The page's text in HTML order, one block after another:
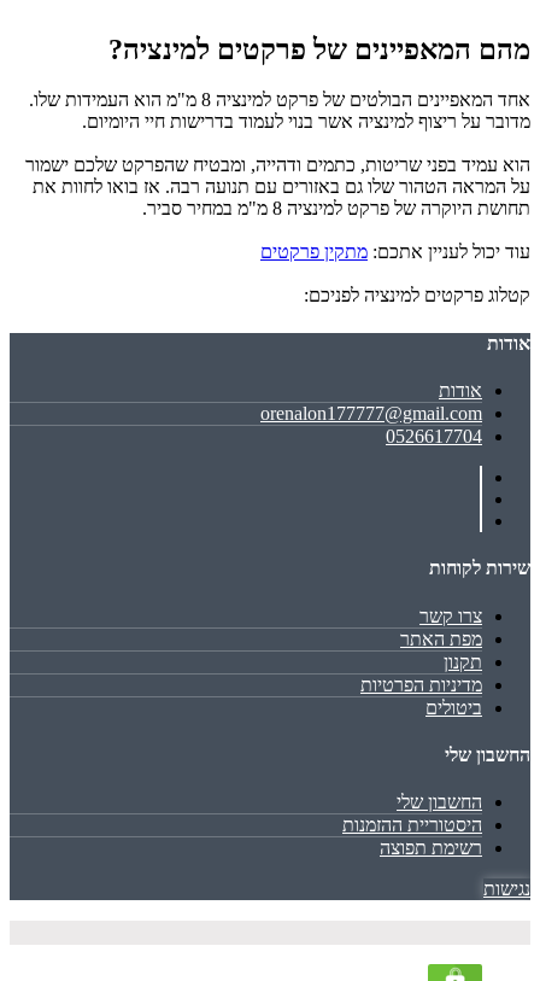
מהם המאפיינים של פרקטים למינציה?
אחד המאפיינים הבולטים של פרקט למינציה 8 מ"מ הוא העמידות שלו.
מדובר על ריצוף למינציה אשר בנוי לעמוד בדרישות חיי היומיום.
הוא עמיד בפני שריטות, כתמים ודהייה, ומבטיח שהפרקט שלכם ישמור
על המראה הטהור שלו גם באזורים עם תנועה רבה. אז בואו לחוות את
תחושת היוקרה של פרקט למינציה 8 מ"מ במחיר סביר.
עוד יכול לעניין אתכם: מתקין פרקטים
קטלוג פרקטים למינציה לפניכם:
אודות
אודות
orenalon177777@gmail.com
0526617704
שירות לקוחות
צרו קשר
מפת האתר
תקנון
מדיניות הפרטיות
ביטולים
החשבון שלי
החשבון שלי
היסטוריית ההזמנות
רשימת תפוצה
נגישות